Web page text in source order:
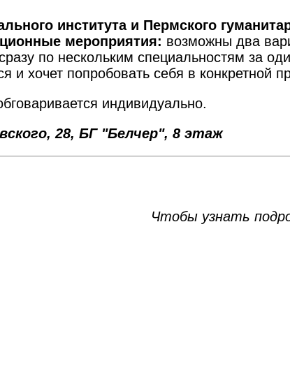
института и Пермского
мероприятия: возможны два
по нескольким специальностям за
и хочет попробовать себя в конкретной
индивидуально.
28, БГ "Белчер", 8 этаж
Чтобы узнать